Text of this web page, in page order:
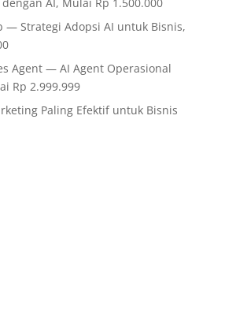
— Strategi Adopsi AI untuk Bisnis,
Agent — AI Agent Operasional
Rp 2.999.999
Paling Efektif untuk Bisnis